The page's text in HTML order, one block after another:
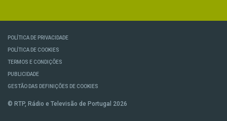
POLÍTICA DE PRIVACIDADE
POLÍTICA DE COOKIES
TERMOS E CONDIÇÕES
PUBLICIDADE
GESTÃO DAS DEFINIÇÕES DE COOKIES
© RTP, Rádio e Televisão de Portugal 2026